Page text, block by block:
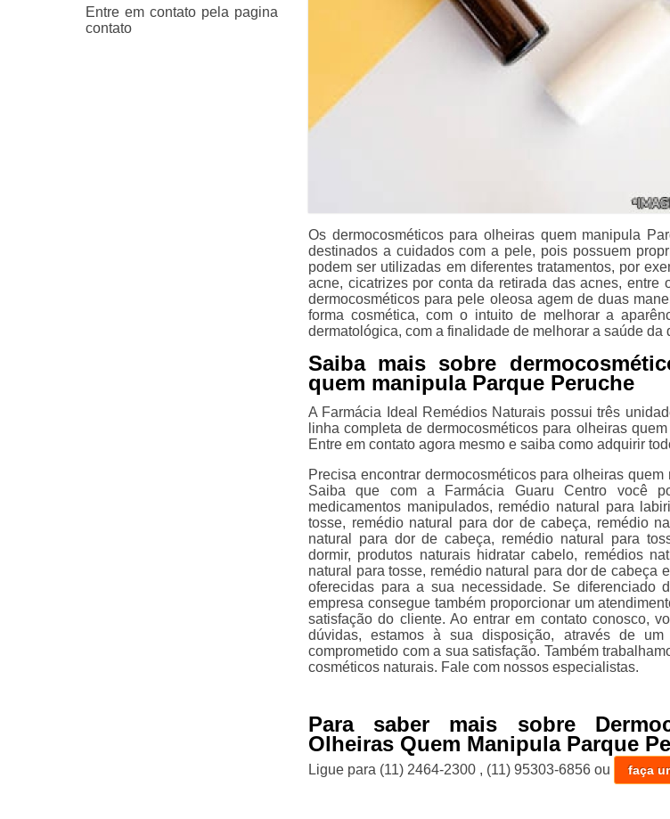
Os dermocosméticos para olheiras quem manipula
destinados a cuidados com a pele, pois possuem
podem ser utilizadas em diferentes tratamentos, por
acne, cicatrizes por conta da retirada das acnes, entre
dermocosméticos para pele oleosa agem de duas
forma cosmética, com o intuito de melhorar a
dermatológica, com a finalidade de melhorar a saúde da
Saiba mais sobre
quem manipula Parque Peruche
A Farmácia Ideal Remédios Naturais possui três
linha completa de dermocosméticos para olheiras
Entre em contato agora mesmo e saiba como adquirir
Precisa encontrar dermocosméticos para olheiras
Saiba que com a Farmácia Guaru Centro você
medicamentos manipulados, remédio natural para
tosse, remédio natural para dor de cabeça, remédio
natural para dor de cabeça, remédio natural para
dormir, produtos naturais hidratar cabelo, remédios
natural para tosse, remédio natural para dor de cabeça
oferecidas para a sua necessidade. Se diferenciado
empresa consegue também proporcionar um
satisfação do cliente. Ao entrar em contato conosco,
dúvidas, estamos à sua disposição, através de um
comprometido com a sua satisfação. Também
cosméticos naturais. Fale com nossos especialistas.
Para saber mais sobre
Olheiras Quem Manipula Parque
Ligue para (11) 2464-2300 , (11) 95303-6856 ou faça